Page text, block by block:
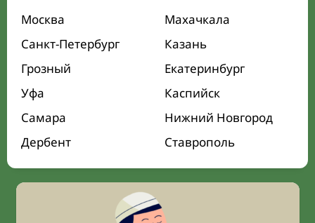
Москва
Махачкала
Санкт-Петербург
Казань
Грозный
Екатеринбург
Уфа
Каспийск
Самара
Нижний Новгород
Дербент
Ставрополь